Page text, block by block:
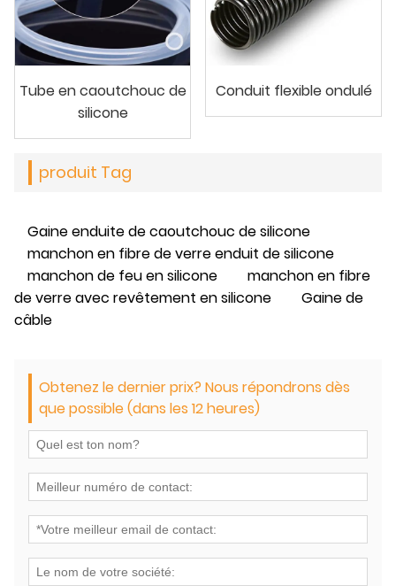
Tube en caoutchouc de
silicone
Conduit flexible ondulé
produit Tag
Gaine enduite de caoutchouc de silicone
manchon en fibre de verre enduit de silicone
manchon de feu en silicone
manchon en fibre
de verre avec revêtement en silicone
Gaine de
câble
Obtenez le dernier prix? Nous répondrons dès
que possible (dans les 12 heures)